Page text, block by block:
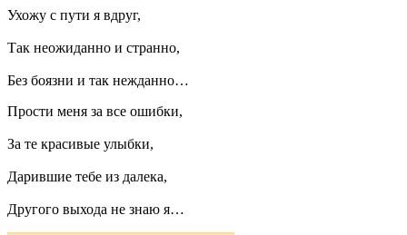
Ухожу с пути я вдруг,
Так неожиданно и странно,
Без боязни и так нежданно…
Прости меня за все ошибки,
За те красивые улыбки,
Дарившие тебе из далека,
Другого выхода не знаю я…